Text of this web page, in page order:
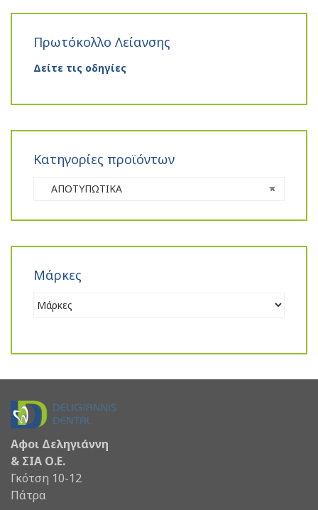
Πρωτόκολλο Λείανσης
Δείτε τις οδηγίες
Κατηγορίες προϊόντων
×
ΑΠΟΤΥΠΩΤΙΚΑ
Μάρκες
Αφοι Δεληγιάννη
& ΣΙΑ Ο.Ε.
Γκότση 10-12
Πάτρα